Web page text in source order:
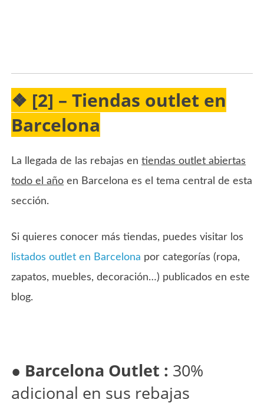
❖ [2] – Tiendas outlet en
Barcelona
La llegada de las rebajas entiendas outlet abiertas
todo el año en Barcelona es el tema central de esta
sección.
Si quieres conocer más tiendas, puedes visitar los
listados outlet en Barcelona por categorías (ropa,
zapatos, muebles, decoración…) publicados en este
blog.
● Barcelona Outlet : 30%
adicional en sus rebajas